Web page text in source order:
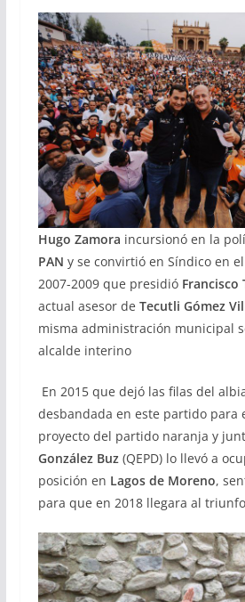
Hugo Zamora incursionó en la
PAN y se convirtió en Síndico en
2007-2009 que presidió Francisco
actual asesor de Tecutli Gómez
misma administración municipal
alcalde interino
En 2015 que dejó las filas del
desbandada en este partido para
proyecto del partido naranja y
González Buz (QEPD) lo llevó a
posición en Lagos de Moreno,
para que en 2018 llegara al